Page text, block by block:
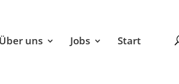
Über uns Jobs Start